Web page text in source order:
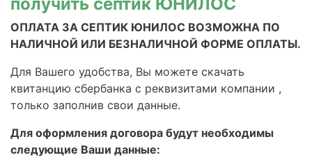
ОПЛАТА ЗА СЕПТИК ЮНИЛОС ВОЗМОЖНА ПО
НАЛИЧНОЙ ИЛИ БЕЗНАЛИЧНОЙ ФОРМЕ ОПЛАТЫ.
Для Вашего удобства, Вы можете скачать
квитанцию сбербанка с реквизитами компании ,
только заполнив свои данные.
Для оформления договора будут необходимы
следующие Ваши данные: